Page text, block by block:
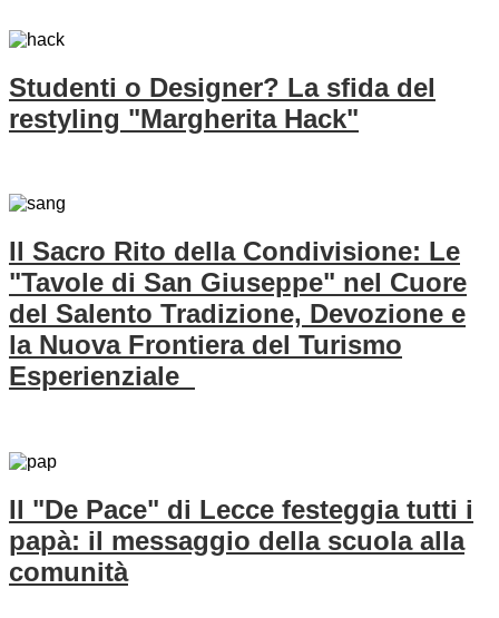
Studenti o Designer? La sfida del
restyling "Margherita Hack"
Il Sacro Rito della Condivisione: Le
"Tavole di San Giuseppe" nel Cuore
del Salento Tradizione, Devozione e
la Nuova Frontiera del Turismo
Esperienziale
Il "De Pace" di Lecce festeggia tutti i
papà: il messaggio della scuola alla
comunità